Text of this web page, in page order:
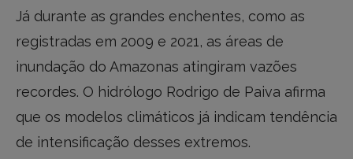
Já durante as grandes enchentes, como as
registradas em 2009 e 2021, as áreas de
inundação do Amazonas atingiram vazões
recordes. O hidrólogo Rodrigo de Paiva afirma
que os modelos climáticos já indicam tendência
de intensificação desses extremos.